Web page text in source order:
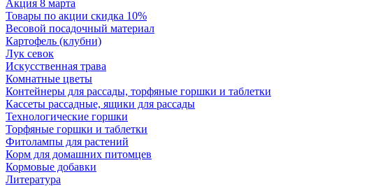
Акция 8 марта
Товары по акции скидка 10%
Весовой посадочный материал
Картофель (клубни)
Лук севок
Искусственная трава
Комнатные цветы
Контейнеры для рассады, торфяные горшки и таблетки
Кассеты рассадные, ящики для рассады
Технологические горшки
Торфяные горшки и таблетки
Фитолампы для растений
Корм для домашних питомцев
Кормовые добавки
Литература